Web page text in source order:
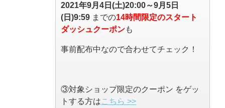
2021年9月4日(土)20:00～9月5日
(日)9:59 までの14時間限定のスタート
ダッシュクーポンも
事前配布中なので合わせてチェック！
③対象ショップ限定のクーポン をゲッ
トする方はこちら >>